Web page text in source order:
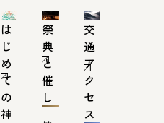
は
じ
め
て
の
神
祭
典
と
催
し
交
通
ア
ク
セ
ス